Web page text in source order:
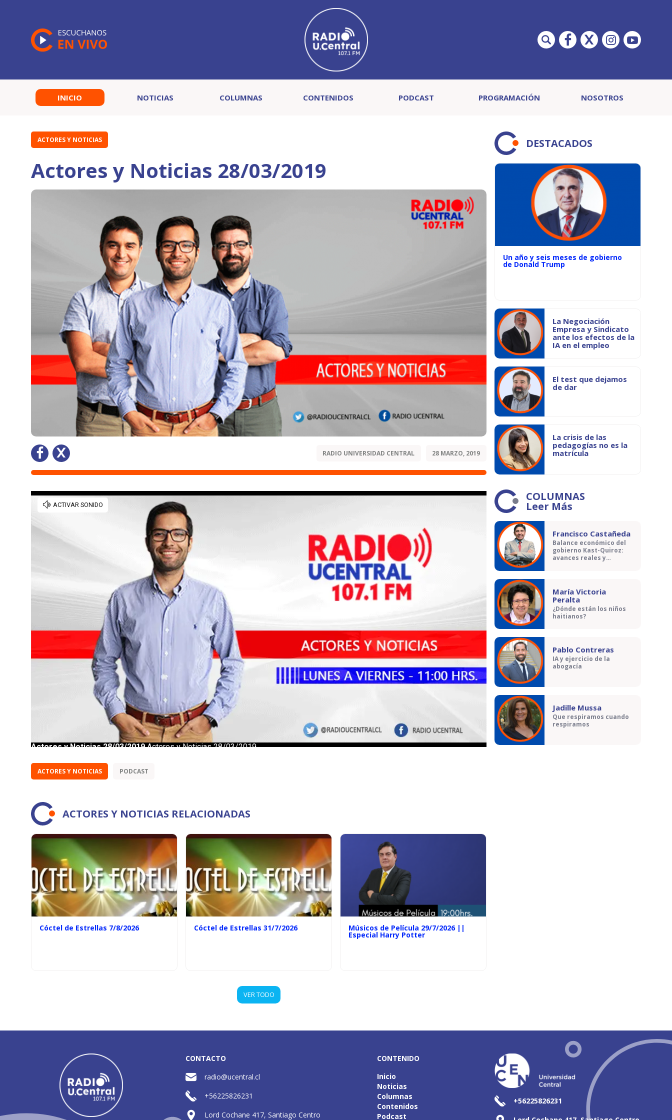
INICIO NOTICIAS COLUMNAS CONTENIDOS PODCAST PROGRAMACIÓN NOSOTROS
ACTORES Y NOTICIAS
Actores y Noticias 28/03/2019
RADIO UNIVERSIDAD CENTRAL 28 MARZO, 2019
ACTORES Y NOTICIAS PODCAST
ACTORES Y NOTICIAS RELACIONADAS
Cóctel de Estrellas 7/8/2026 Cóctel de Estrellas 31/7/2026 Músicos de Película 29/7/2026 ||
Especial Harry Potter
VER TODO
DESTACADOS
Un año y seis meses de gobierno
de Donald Trump
La Negociación
Empresa y Sindicato
ante los efectos de la
IA en el empleo
El test que dejamos
de dar
La crisis de las
pedagogías no es la
matrícula
COLUMNAS
Leer Más
Francisco Castañeda
Balance económico del
gobierno Kast-Quiroz:
avances reales y
María Victoria
Peralta
¿Dónde están los niños
haitianos?
Pablo Contreras
IA y ejercicio de la
abogacía
Jadille Mussa
Que respiramos cuando
respiramos
CONTACTO
radio@ucentral.cl
+56225826231
Lord Cochane 417, Santiago Centro
CONTENIDO
Inicio
Noticias
Columnas
Contenidos
Podcast
+56225826231